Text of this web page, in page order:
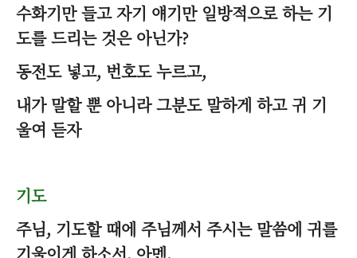
수화기만 들고 자기 얘기만 일방적으로 하는 기
도를 드리는 것은 아닌가?
동전도 넣고, 번호도 누르고,
내가 말할 뿐 아니라 그분도 말하게 하고 귀 기
울여 듣자
기도
주님, 기도할 때에 주님께서 주시는 말씀에 귀를